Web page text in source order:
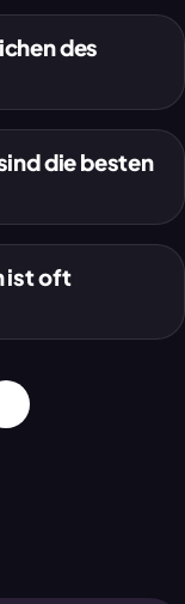
des
die besten
ist oft